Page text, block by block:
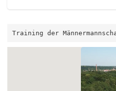
Training der